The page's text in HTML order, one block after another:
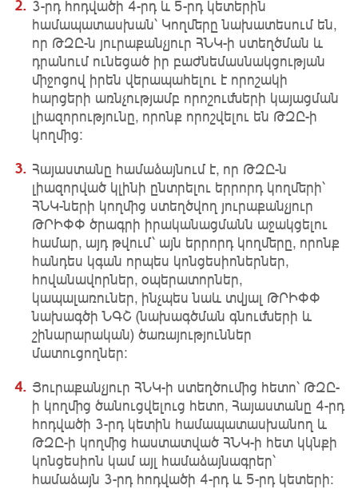
3-րդ հոդվածի 4-րդ և 5-րդ կետերին
համապատասխան՝ Կողմերը նախատեսում են,
որ ԹԶԸ-ն յուրաքանչյուր ՀՆԿ-ի ստեղծման և
դրանում ունեցած իր բաժնեմասնակցության
միջոցով իրեն վերապահելու է որոշակի
հարցերի առնչությամբ որոշումների կայացման
լիազորությունը, որոնք որոշվելու են ԹԶԸ-ի
կողմից։
Հայաստանը համաձայնում է, որ ԹԶԸ-ն
լիազորված կլինի ընտրելու երրորդ կողմերի՝
ՀՆԿ-ների կողմից ստեղծվող յուրաքանչյուր
ԹՐԻՓՓ ծրագրի իրականացմանն աջակցելու
համար, այդ թվում՝ այն երրորդ կողմերը, որոնք
հանդես կգան որպես կոնցեսիոներներ,
հովանավորներ, օպերատորներ,
կապալառուներ, ինչպես նաև տվյալ ԹՐԻՓՓ
նախագծի ՆԳՇ (նախագծման գնումների և
շինարարական) ծառայություններ
մատուցողներ։
Յուրաքանչյուր ՀՆԿ-ի ստեղծումից հետո՝ ԹԶԸ-
ի կողմից ծանուցվելուց հետո, Հայաստանը 4-րդ
հոդվածի 3-րդ կետին համապատասխանող և
ԹԶԸ-ի կողմից հաստատված ՀՆԿ-ի հետ կկնքի
կոնցեսիոն կամ այլ համաձայնագրեր՝
համաձայն 3-րդ հոդվածի 4-րդ և 5-րդ կետերի։